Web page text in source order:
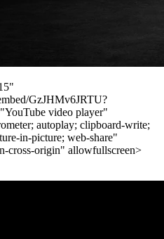
GzJHMv6JRTU?
video player"
autoplay; clipboard-write;
in-picture; web-share"
cross-origin" allowfullscreen>